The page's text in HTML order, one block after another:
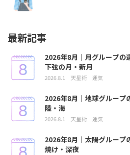
最新記事
2026年8月｜月グループの
下弦の月・新月
2026.8.1 天星術 運気
2026年8月｜地球グループ
陸・海
2026.8.1 天星術 運気
2026年8月｜太陽グループ
焼け・深夜